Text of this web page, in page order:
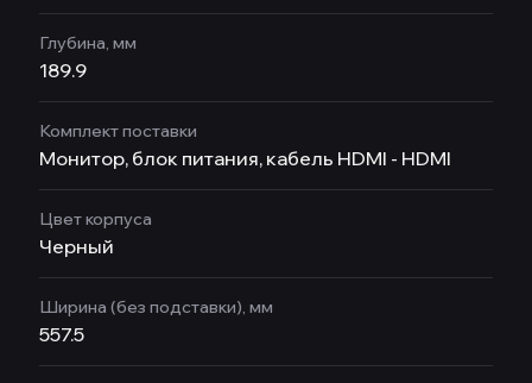
Глубина, мм
189.9
Комплект поставки
Монитор, блок питания, кабель HDMI - HDMI
Цвет корпуса
Черный
Ширина (без подставки), мм
557.5